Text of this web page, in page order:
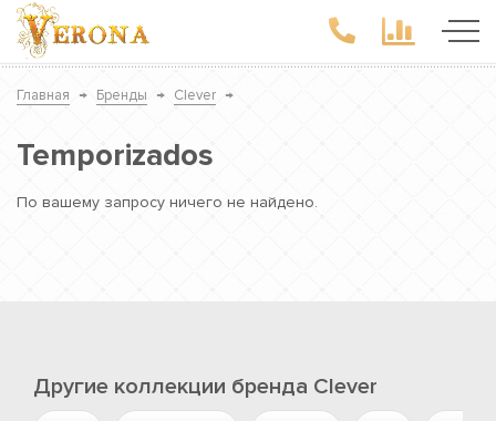
Главная → Бренды → Clever →
Temporizados
По вашему запросу ничего не найдено.
Другие коллекции бренда Clever